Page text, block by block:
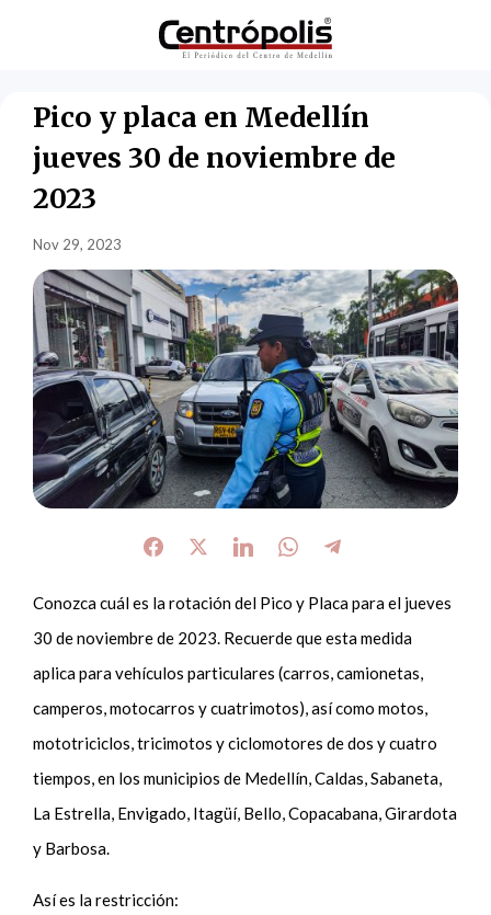
Pico y placa en Medellín
jueves 30 de noviembre de
2023
Nov 29, 2023
Conozca cuál es la rotación del Pico y Placa para el jueves
30 de noviembre de 2023. Recuerde que esta medida
aplica para vehículos particulares (carros, camionetas,
camperos, motocarros y cuatrimotos), así como motos,
mototriciclos, tricimotos y ciclomotores de dos y cuatro
tiempos, en los municipios de Medellín, Caldas, Sabaneta,
La Estrella, Envigado, Itagüí, Bello, Copacabana, Girardota
y Barbosa.
Así es la restricción: